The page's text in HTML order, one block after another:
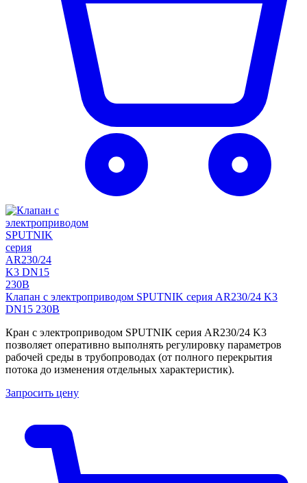
Клапан с электроприводом SPUTNIK серия AR230/24 K3
DN15 230B
Кран с электроприводом SPUTNIK серия AR230/24 K3
позволяет оперативно выполнять регулировку параметров
рабочей среды в трубопроводах (от полного перекрытия
потока до изменения отдельных характеристик).
Запросить цену